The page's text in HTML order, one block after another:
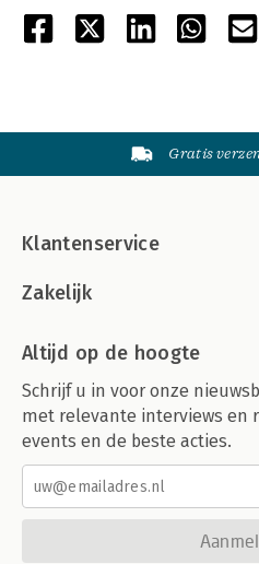
Gratis
Klantenservice
Zakelijk
Altijd op de hoogte
Schrijf u in voor onze
met relevante interviews en
events en de beste acties.